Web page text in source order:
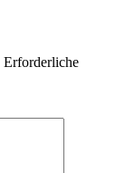
Erforderliche